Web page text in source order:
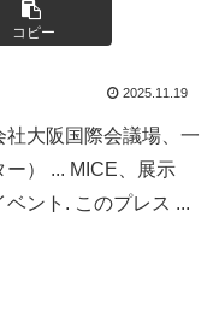
コピー
2025.11.19
社大阪国際会議場、一
） ... MICE、展示
ント. このプレス ...